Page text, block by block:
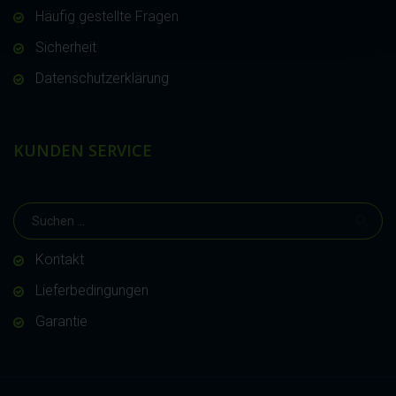
Häufig gestellte Fragen
Sicherheit
Datenschutzerklärung
KUNDEN SERVICE
Kontakt
Lieferbedingungen
Garantie